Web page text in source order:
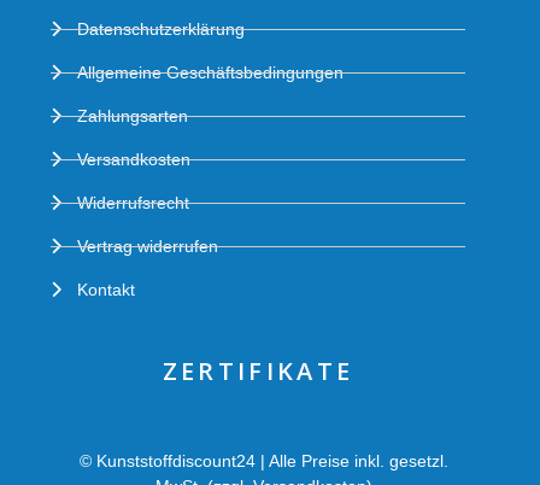
Datenschutzerklärung
Allgemeine Geschäftsbedingungen
Zahlungsarten
Versandkosten
Widerrufsrecht
Vertrag widerrufen
Kontakt
ZERTIFIKATE
© Kunststoffdiscount24 | Alle Preise inkl. gesetzl.